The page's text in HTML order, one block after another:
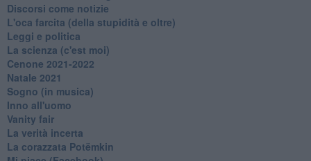
Discorsi come notizie
L'oca farcita (della stupidità e oltre)
Leggi e politica
La scienza (c'est moi)
Cenone 2021-2022
Natale 2021
Sogno (in musica)
Inno all'uomo
Vanity fair
La verità incerta
La corazzata Potëmkin